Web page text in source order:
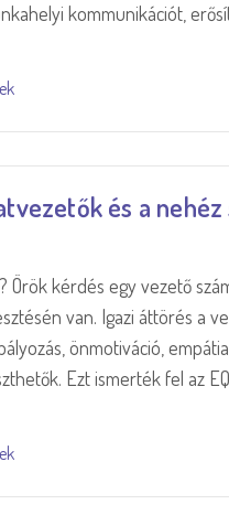
kommunikációt,
és a
kérdés egy vezető
van. Igazi áttörés a
önmotiváció,
Ezt ismerték fel az